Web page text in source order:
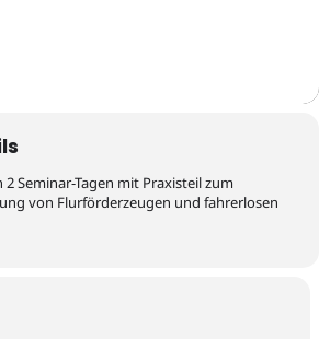
2 Seminar-Tagen mit Praxisteil zum
von Flurförderzeugen und fahrerlosen